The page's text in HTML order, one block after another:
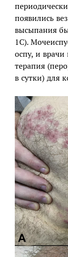
появились
высыпания
1С).
оспу, и
терапия
в сутки) для